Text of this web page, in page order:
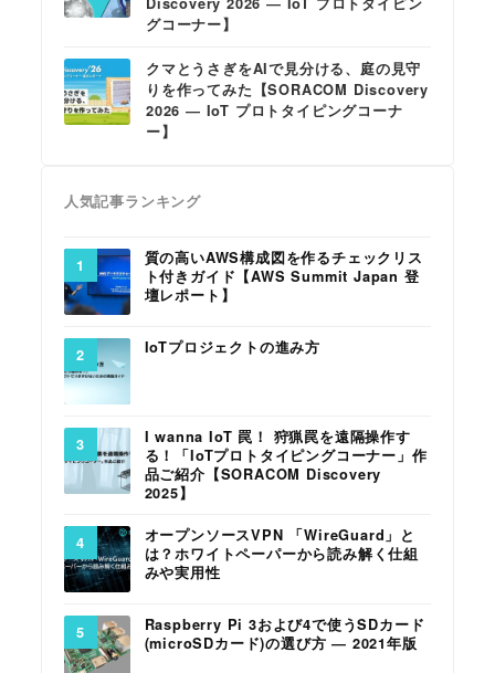
グコーナー】
クマとうさぎをAIで見分ける、庭の見守
りを作ってみた【SORACOM Discovery
2026 ― IoT プロトタイピングコーナ
ー】
人気記事ランキング
質の高いAWS構成図を作るチェックリス
ト付きガイド【AWS Summit Japan 登
壇レポート】
IoTプロジェクトの進み方
I wanna IoT 罠！ 狩猟罠を遠隔操作す
る！「IoTプロトタイピングコーナー」作
品ご紹介【SORACOM Discovery
2025】
オープンソースVPN 「WireGuard」と
は？ホワイトペーパーから読み解く仕組
みや実用性
Raspberry Pi 3および4で使うSDカード
(microSDカード)の選び方 ― 2021年版